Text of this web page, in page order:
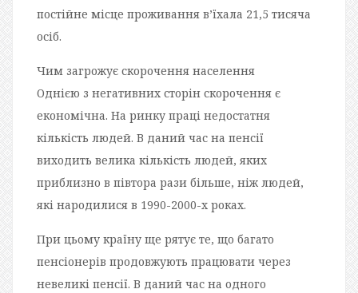
постійне місце проживання в’їхала 21,5 тисяча
осіб.
Чим загрожує скорочення населення
Однією з негативних сторін скорочення є
економічна. На ринку праці недостатня
кількість людей. В даний час на пенсії
виходить велика кількість людей, яких
приблизно в півтора рази більше, ніж людей,
які народилися в 1990-2000-х роках.
При цьому країну ще рятує те, що багато
пенсіонерів продовжують працювати через
невеликі пенсії. В даний час на одного